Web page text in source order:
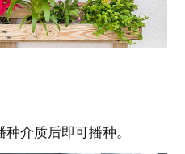
介质后即可播种。